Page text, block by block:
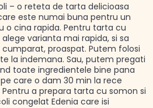
– o reteta de tarta delicioasa
este numai buna pentru un
o cina rapida. Pentru tarta cu
varianta mai rapida, si sa
proaspat. Putem folosi
la indemana. Sau, putem pregati
toate ingredientele bine pana
care o dam 30 min la rece
a prepara tarta cu somon si
congelat Edenia care isi